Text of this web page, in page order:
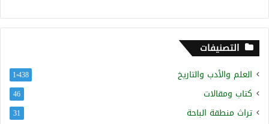
التصنيفات
العلم والأدب والتاريخ 1٬438
كتاب ومقالات 46
تراث منطقة الباحة 31